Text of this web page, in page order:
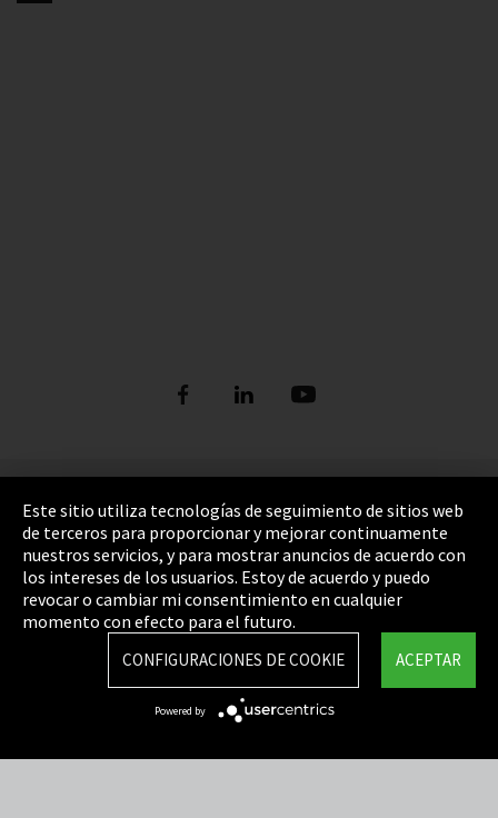
Pie de imprenta
Política de privacidad
Cookie Settings
Términos y Condiciones
Mapa del sitio
Integrity Line
Este sitio utiliza tecnologías de seguimiento de sitios web
de terceros para proporcionar y mejorar continuamente
nuestros servicios, y para mostrar anuncios de acuerdo con
los intereses de los usuarios. Estoy de acuerdo y puedo
revocar o cambiar mi consentimiento en cualquier
momento con efecto para el futuro.
ACEPTAR
CONFIGURACIONES DE COOKIE
Powered by